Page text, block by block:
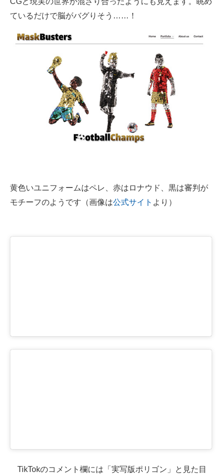
ているだけで脳がバグりそう……！
黄色いユニフォームはペレ、赤はロナウド、黒は審判が
モチーフのようです（画像は公式サイト より）
TikTokのコメント欄には「実写版ポリゴン」と見た目